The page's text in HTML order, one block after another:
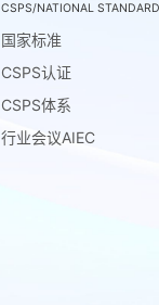
CSPS/NATIONAL
国家标准
CSPS认证
CSPS体系
行业会议AIEC